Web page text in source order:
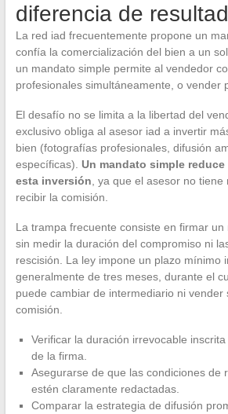
diferencia de
La red iad frecuentemente propone un
confía la comercialización del bien a un
un mandato simple permite al vendedor
profesionales simultáneamente, o vender
El desafío no se limita a la libertad del
exclusivo obliga al asesor iad a invertir
bien (fotografías profesionales, difusión
específicas). Un mandato simple
esta inversión, ya que el asesor no
recibir la comisión.
La trampa frecuente consiste en firmar un
sin medir la duración del compromiso ni
rescisión. La ley impone un plazo mínimo
generalmente de tres meses, durante el
puede cambiar de intermediario ni vender
comisión.
Verificar la duración irrevocable
de la firma.
Asegurarse de que las condiciones de
estén claramente redactadas.
Comparar la estrategia de difusión